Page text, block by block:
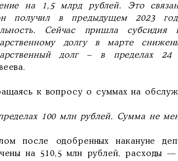
на 1,5 млрд рублей. Это
получил в предыдущем 2023
Сейчас пришла
долгу в марте
долг – в пределах 24
к вопросу о суммах на
100 млн рублей. Сумма не
после одобренных накануне
на 510,5 млн рублей, расходы